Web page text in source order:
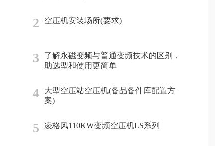
2 空压机安装场所(要求)
3
了解永磁变频与普通变频技术的区别，
助选型和使用更简单
4
大型空压站空压机(备品备件库配置方
案)
5 凌格风110KW变频空压机LS系列